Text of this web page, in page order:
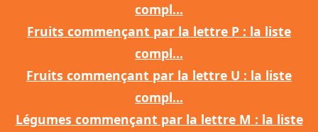
compl...
Fruits commençant par la lettre P : la liste
compl...
Fruits commençant par la lettre U : la liste
compl...
Légumes commençant par la lettre M : la liste